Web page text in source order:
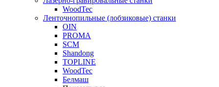
WoodTec
Ленточнопильные (лобзиковые) станки
OIN
PROMA
SCM
Shandong
TOPLINE
WoodTec
Белмаш